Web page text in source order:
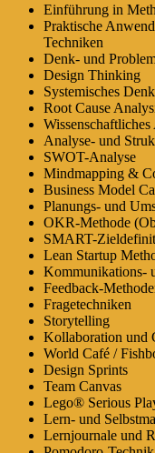
Einführung in
Praktische
Techniken
Denk- und
Design Thinking
Systemisches
Root Cause
Wissenschaftliches
Analyse- und
SWOT-Analyse
Mindmapping &
Business Model
Planungs- und
OKR-Methode
SMART-
Lean Startup
Kommunikations-
Feedback-
Fragetechniken
Storytelling
Kollaboration und
World Café /
Design Sprints
Team Canvas
Lego® Serious
Lern- und
Lernjournale und